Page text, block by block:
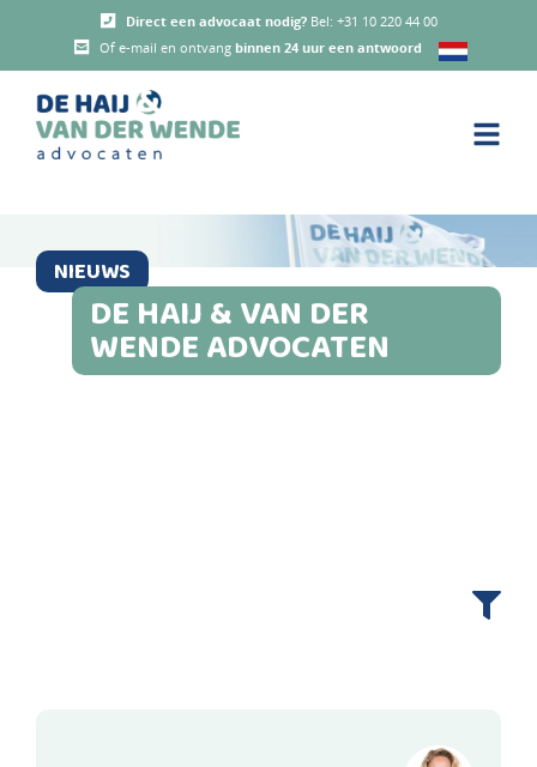
Direct een advocaat nodig? Bel: +31 10 220 44 00
Of e-mail en ontvang binnen 24 uur een antwoord
NIEUWS
DE HAIJ & VAN DER
WENDE ADVOCATEN